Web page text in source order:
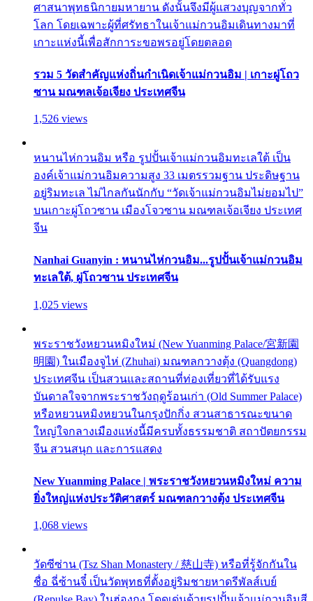
ศาสนาพุทธนิกายมหายาน ดังนั้นจึงมีผู้แสวงบุญจากทั่ว
โลก โดยเฉพาะผู้ที่ศรัทธาในเจ้าแม่กวนอิมเดินทางมาที่
เกาะแห่งนี้เพื่อสักการะขอพรอยู่โดยตลอด
รวม 5 วัดสำคัญแห่งถิ่นกำเนิดเจ้าแม่กวนอิม | เกาะผู่โถว
ซาน มณฑลเจ้อเจียง ประเทศจีน
1,526 views
หนานไห่กวนอิม หรือ รูปปั้นเจ้าแม่กวนอิมทะเลใต้ เป็น
องค์เจ้าแม่กวนอิมความสูง 33 เมตรรวมฐาน ประดิษฐาน
อยู่ริมทะเล ไม่ไกลกันนักกับ “วัดเจ้าแม่กวนอิมไม่ยอมไป”
บนเกาะผู่โถวซาน เมืองโจวซาน มณฑลเจ้อเจียง ประเทศ
จีน
Nanhai Guanyin : หนานไห่กวนอิม...รูปปั้นเจ้าแม่กวนอิม
ทะเลใต้, ผู่โถวซาน ประเทศจีน
1,025 views
พระราชวังหยวนหมิงใหม่ (New Yuanming Palace/宮新園
明園) ในเมืองจูไห่ (Zhuhai) มณฑลกวางตุ้ง (Quangdong)
ประเทศจีน เป็นสวนและสถานที่ท่องเที่ยวที่ได้รับแรง
บันดาลใจจากพระราชวังฤดูร้อนเก่า (Old Summer Palace)
หรือหยวนหมิงหยวนในกรุงปักกิ่ง สวนสาธารณะขนาด
ใหญ่ใจกลางเมืองแห่งนี้มีครบทั้งธรรมชาติ สถาปัตยกรรม
จีน สวนสนุก และการแสดง
New Yuanming Palace | พระราชวังหยวนหมิงใหม่ ความ
ยิ่งใหญ่แห่งประวัติศาสตร์ มณฑลกวางตุ้ง ประเทศจีน
1,068 views
วัดซีซ่าน (Tsz Shan Monastery / 慈山寺) หรือที่รู้จักกันใน
ชื่อ ฉี่ซ้านจี๋ เป็นวัดพุทธที่ตั้งอยู่ริมชายหาดรีพัลส์เบย์